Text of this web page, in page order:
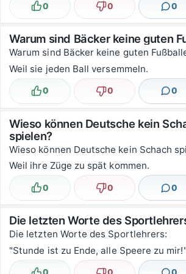
Lustig
0 Nicht lustig
0 0
Warum sind Bäcker keine guten
Warum sind Bäcker keine guten
Weil sie jeden Ball versemmeln.
Lustig
0 Nicht lustig
0 0
Wieso können Deutsche kein
spielen?
Wieso können Deutsche kein Schach
Weil ihre Züge zu spät kommen.
Lustig
0 Nicht lustig
0 0
Die letzten Worte des
Die letzten Worte des Sportlehrers:
"Stunde ist zu Ende, alle Speere zu mir!"